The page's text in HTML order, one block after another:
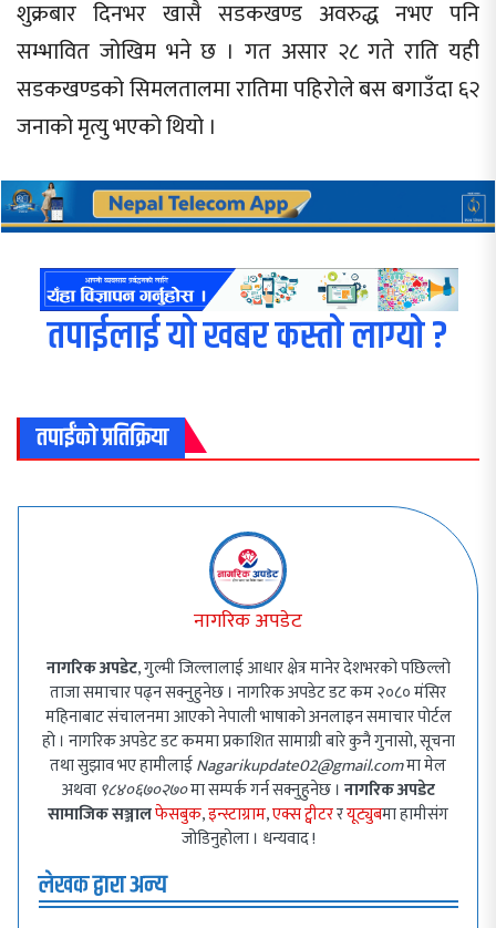
शुक्रबार दिनभर खासै सडकखण्ड अवरुद्ध नभए पनि
सम्भावित जोखिम भने छ । गत असार २८ गते राति यही
सडकखण्डको सिमलतालमा रातिमा पहिरोले बस बगाउँदा ६२
जनाको मृत्यु भएको थियो ।
तपाईलाई यो खबर कस्तो लाग्यो ?
तपाईंको प्रतिक्रिया
नागरिक अपडेट
नागरिक अपडेट, गुल्मी जिल्लालाई आधार क्षेत्र मानेर देशभरको पछिल्लो
ताजा समाचार पढ्न सक्नुहुनेछ । नागरिक अपडेट डट कम २०८० मंसिर
महिनाबाट संचालनमा आएको नेपाली भाषाको अनलाइन समाचार पोर्टल
हो । नागरिक अपडेट डट कममा प्रकाशित सामाग्री बारे कुनै गुनासो, सूचना
तथा सुझाव भए हामीलाईNagarikupdate02@gmail.comमा मेल
अथवा ९८४०६७०२७०मा सम्पर्क गर्न सक्नुहुनेछ । नागरिक अपडेट
सामाजिक सञ्जालफेसबुक,इन्स्टाग्राम,एक्स ट्वीटररयूट्युबमा हामीसंग
जोडिनुहोला । धन्यवाद !
लेखक द्वारा अन्य